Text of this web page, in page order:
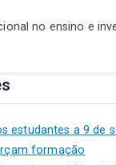
no ensino e
estudantes a 9 de
formação